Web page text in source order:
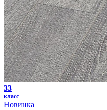
33
класс
Новинка